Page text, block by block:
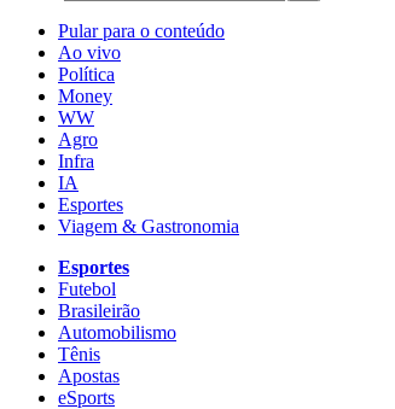
Pular para o conteúdo
Ao vivo
Política
Money
WW
Agro
Infra
IA
Esportes
Viagem & Gastronomia
Esportes
Futebol
Brasileirão
Automobilismo
Tênis
Apostas
eSports